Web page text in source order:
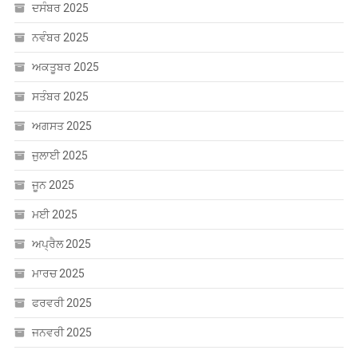
ਦਸੰਬਰ 2025
ਨਵੰਬਰ 2025
ਅਕਤੂਬਰ 2025
ਸਤੰਬਰ 2025
ਅਗਸਤ 2025
ਜੁਲਾਈ 2025
ਜੂਨ 2025
ਮਈ 2025
ਅਪ੍ਰੈਲ 2025
ਮਾਰਚ 2025
ਫਰਵਰੀ 2025
ਜਨਵਰੀ 2025